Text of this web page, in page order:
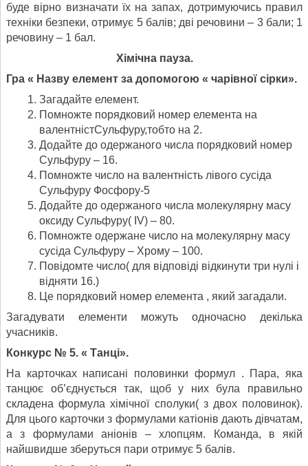
буде вірно визначати їх на запах, дотримуючись правил
техніки безпеки, отримує 5 балів; дві речовини – 3 бали; 1
речовину – 1 бал.
Хімічна пауза.
Гра « Назву елемент за допомогою « чарівної сірки».
Загадайте елемент.
Помножте порядковий номер елемента на
валентністСульфуру,тобто на 2.
Додайте до одержаного числа порядковий номер
Сульфуру – 16.
Помножте число на валентність лівого сусіда
Сульфуру Фосфору-5
Додайте до одержаного числа молекулярну масу
оксиду Сульфуру( ІV) – 80.
Помножте одержане число на молекулярну масу
сусіда Сульфуру – Хрому – 100.
Повідомте число( для відповіді відкинути три нулі і
відняти 16.)
Це порядковий номер елемента , який загадали.
Загадувати елементи можуть одночасно декілька
учасників.
Конкурс № 5. « Танці».
На карточках написані половинки формул . Пара, яка
танцює об’єднується так, щоб у них була правильно
складена формула хімічної сполуки( з двох половинок).
Для цього карточки з формулами катіонів дають дівчатам,
а з формулами аніонів – хлопцям. Команда, в якій
найшвидше зберуться пари отримує 5 балів.